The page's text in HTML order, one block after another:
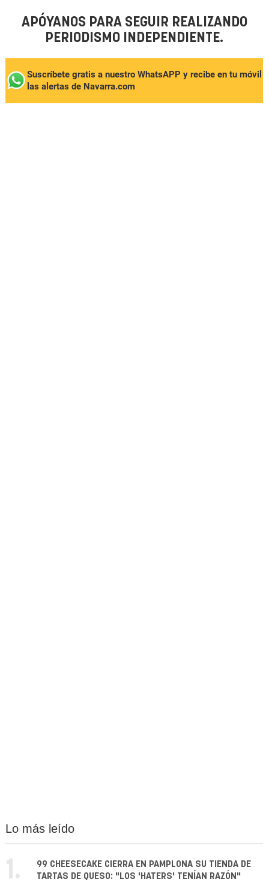
APÓYANOS PARA SEGUIR REALIZANDO
PERIODISMO INDEPENDIENTE.
Suscríbete gratis a nuestro WhatsAPP y recibe en tu móvil
las alertas de Navarra.com
Lo más leído
1.
99 CHEESECAKE CIERRA EN PAMPLONA SU TIENDA DE
TARTAS DE QUESO: "LOS 'HATERS' TENÍAN RAZÓN"